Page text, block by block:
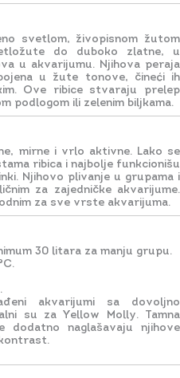
svetlom, živopisnom žutom
do duboko zlatne, u
u akvarijumu. Njihova peraja
u žute tonove, čineći ih
Ove ribice stvaraju prelep
podlogom ili zelenim biljkama.
mirne i vrlo aktivne. Lako se
ribica i najbolje funkcionišu
Njihovo plivanje u grupama i
za zajedničke akvarijume.
za sve vrste akvarijuma.
30 litara za manju grupu.
akvarijumi sa dovoljno
su za Yellow Molly. Tamna
dodatno naglašavaju njihove